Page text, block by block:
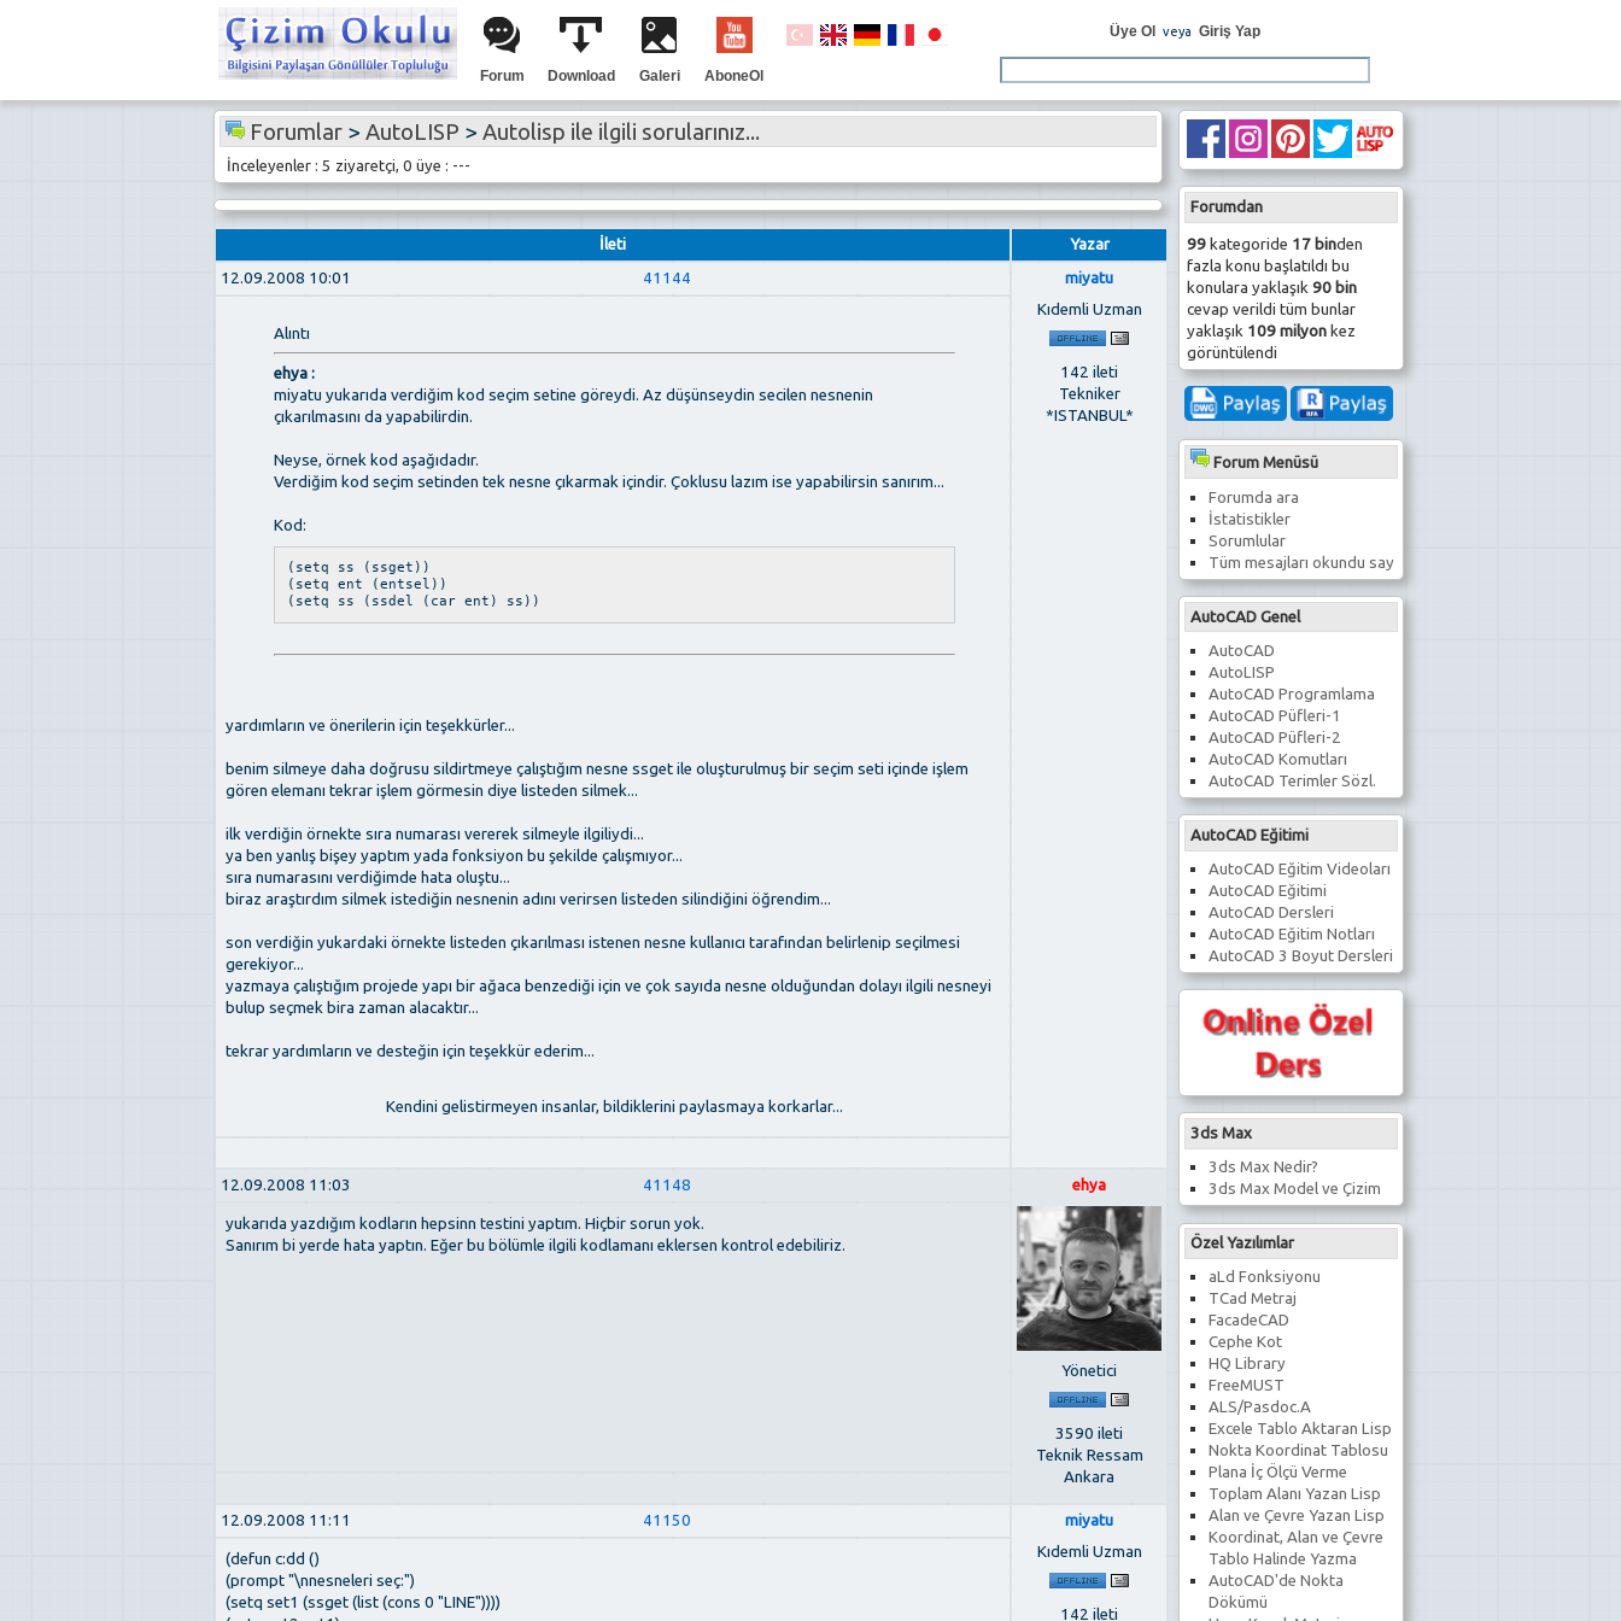
Forum Download Galeri AboneOl
Üye Ol veya Giriş Yap
Forumdan
99kategoride 17 binden
fazla konu başlatıldı bu
konulara yaklaşık 90 bin
cevap verildi tüm bunlar
yaklaşık 109 milyonkez
görüntülendi
Forum Menüsü
Forumda ara
İstatistikler
Sorumlular
Tüm mesajları okundu say
AutoCAD Genel
AutoCAD
AutoLISP
AutoCAD Programlama
AutoCAD Püfleri-1
AutoCAD Püfleri-2
AutoCAD Komutları
AutoCAD Terimler Sözl.
AutoCAD Eğitimi
AutoCAD Eğitim Videoları
AutoCAD Eğitimi
AutoCAD Dersleri
AutoCAD Eğitim Notları
AutoCAD 3 Boyut Dersleri
3ds Max
3ds Max Nedir?
3ds Max Model ve Çizim
Özel Yazılımlar
aLd Fonksiyonu
TCad Metraj
FacadeCAD
Cephe Kot
HQ Library
FreeMUST
ALS/Pasdoc.A
Excele Tablo Aktaran Lisp
Nokta Koordinat Tablosu
Plana İç Ölçü Verme
Toplam Alanı Yazan Lisp
Alan ve Çevre Yazan Lisp
Koordinat, Alan ve Çevre
Tablo Halinde Yazma
AutoCAD'de Nokta
Dökümü
Forumlar> AutoLISP > Autolisp ile ilgili sorularınız...
İnceleyenler : 5 ziyaretçi, 0 üye : ---
İleti
Yazar
12.09.2008 10:01
41144
miyatu
Kıdemli Uzman
142 ileti
Tekniker
*ISTANBUL*
Alıntı
ehya :
miyatu yukarıda verdiğim kod seçim setine göreydi. Az düşünseydin secilen nesnenin
çıkarılmasını da yapabilirdin.
Neyse, örnek kod aşağıdadır.
Verdiğim kod seçim setinden tek nesne çıkarmak içindir. Çoklusu lazım ise yapabilirsin sanırım...
Kod:
(setq ss (ssget))
(setq ent (entsel))
(setq ss (ssdel (car ent) ss))
yardımların ve önerilerin için teşekkürler...
benim silmeye daha doğrusu sildirtmeye çalıştığım nesne ssget ile oluşturulmuş bir seçim seti içinde işlem
gören elemanı tekrar işlem görmesin diye listeden silmek...
ilk verdiğin örnekte sıra numarası vererek silmeyle ilgiliydi...
ya ben yanlış bişey yaptım yada fonksiyon bu şekilde çalışmıyor...
sıra numarasını verdiğimde hata oluştu...
biraz araştırdım silmek istediğin nesnenin adını verirsen listeden silindiğini öğrendim...
son verdiğin yukardaki örnekte listeden çıkarılması istenen nesne kullanıcı tarafından belirlenip seçilmesi
gerekiyor...
yazmaya çalıştığım projede yapı bir ağaca benzediği için ve çok sayıda nesne olduğundan dolayı ilgili nesneyi
bulup seçmek bira zaman alacaktır...
tekrar yardımların ve desteğin için teşekkür ederim...
Kendini gelistirmeyen insanlar, bildiklerini paylasmaya korkarlar...
12.09.2008 11:03 41148 ehya
Yönetici
3590 ileti
Teknik Ressam
Ankara
yukarıda yazdığım kodların hepsinn testini yaptım. Hiçbir sorun yok.
Sanırım bi yerde hata yaptın. Eğer bu bölümle ilgili kodlamanı eklersen kontrol edebiliriz.
12.09.2008 11:11 41150
miyatu
Kıdemli Uzman
142 ileti
(defun c:dd ()
(prompt "\nnesneleri seç:")
(setq set1 (ssget (list (cons 0 "LINE"))))